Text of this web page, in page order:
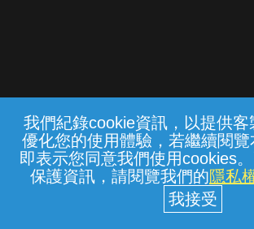
我們紀錄cookie資訊，以提供
優化您的使用體驗，若繼續閱覽
即表示您同意我們使用cookies
保護資訊，請閱覽我們的隱私
常見問題 線上客服 服務條款
中華電信股份有限公司個人家
(統一編號：96979949) ©
{{notifyMsg}}